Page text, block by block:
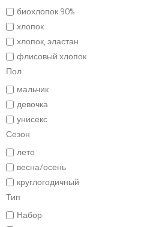
биохлопок 90%
хлопок
хлопок, эластан
флисовый хлопок
Пол
мальчик
девочка
унисекс
Сезон
лето
весна/осень
круглогодичный
Тип
Набор